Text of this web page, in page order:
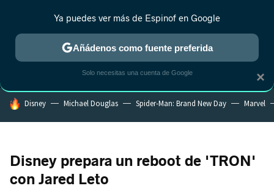
MENÚ NUEVO
ESTRENOS REALITY ANIME RANKINGS CINE
HOY SE HABLA DE
Disney Michael Douglas Spider-Man: Brand New Day Marvel
Disney prepara un reboot de 'TRON'
con Jared Leto
×
Ya puedes ver más de Espinof en Google
Añádenos como fuente preferida
Solo necesitas una cuenta de Google